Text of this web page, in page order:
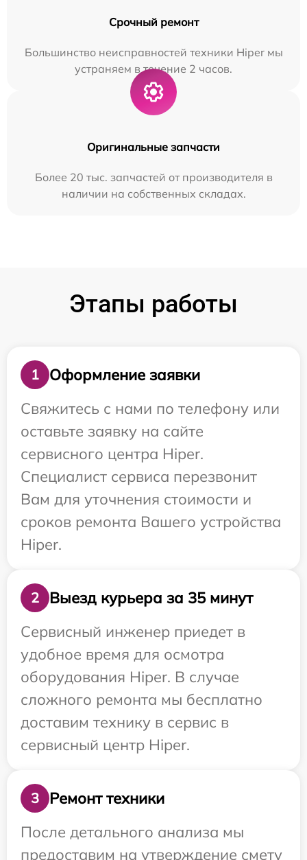
Срочный ремонт
Большинство неисправностей техники Hiper мы
устраняем в течение 2 часов.
Оригинальные запчасти
Более 20 тыс. запчастей от производителя в
наличии на собственных складах.
Этапы работы
1
Оформление заявки
Свяжитесь с нами по телефону или
оставьте заявку на сайте
сервисного центра Hiper.
Специалист сервиса перезвонит
Вам для уточнения стоимости и
сроков ремонта Вашего устройства
Hiper.
2
Выезд курьера за 35 минут
Сервисный инженер приедет в
удобное время для осмотра
оборудования Hiper. В случае
сложного ремонта мы бесплатно
доставим технику в сервис в
сервисный центр Hiper.
3
Ремонт техники
После детального анализа мы
предоставим на утверждение смету